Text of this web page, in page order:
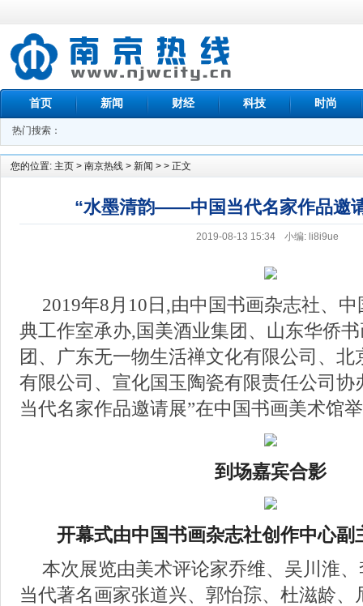
首页 新闻 财经 科技 时尚
热门搜索：
您的位置: 主页 > 南京热线 > 新闻 > > 正文
“水墨清韵——中国当代名家作品邀
2019-08-13 15:34 小编: li8i9ue
2019年8月10日,由中国书画杂志社、
典工作室承办,国美酒业集团、山东华侨
团、广东无一物生活禅文化有限公司、北
有限公司、宣化国玉陶瓷有限责任公司协
当代名家作品邀请展”在中国书画美术馆
到场嘉宾合影
开幕式由中国书画杂志社创作中心副
本次展览由美术评论家乔维、吴川淮
当代著名画家张道兴、郭怡孮、杜滋龄、